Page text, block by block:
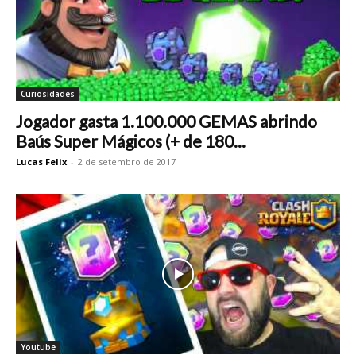
Curiosidades
Jogador gasta 1.100.000 GEMAS abrindo
Baús Super Mágicos (+ de 180...
Lucas Felix - 2 de setembro de 2017
Youtube